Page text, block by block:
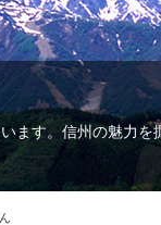
す。信州の魅力